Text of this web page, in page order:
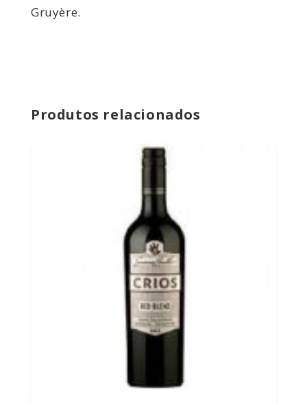
Gruyère.
Produtos relacionados